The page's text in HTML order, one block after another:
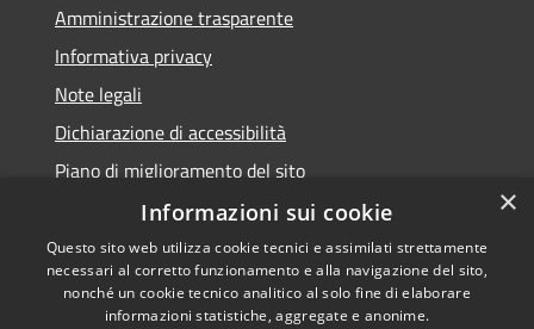
Amministrazione trasparente
Informativa privacy
Note legali
Dichiarazione di accessibilità
Piano di miglioramento del sito
Accessibilità
Copyright © 2026 • Comune di
Viano • Powered by
×
Informazioni sui cookie
Questo sito web utilizza cookie tecnici e assimilati strettamente
necessari al corretto funzionamento e alla navigazione del sito,
nonché un cookie tecnico analitico al solo fine di elaborare
informazioni statistiche, aggregate e anonime.